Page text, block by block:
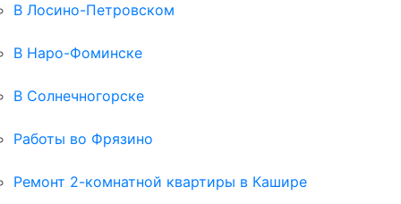
В Лосино-Петровском
В Наро-Фоминске
В Солнечногорске
Работы во Фрязино
Ремонт 2-комнатной квартиры в Кашире